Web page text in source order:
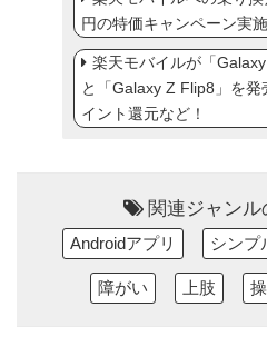
円の特価キャンペーン実施
楽天モバイルが「
と「Galaxy Z Flip8」を
イント還元など！
関連ジャン
Androidアプリ シンプ
障がい 上肢